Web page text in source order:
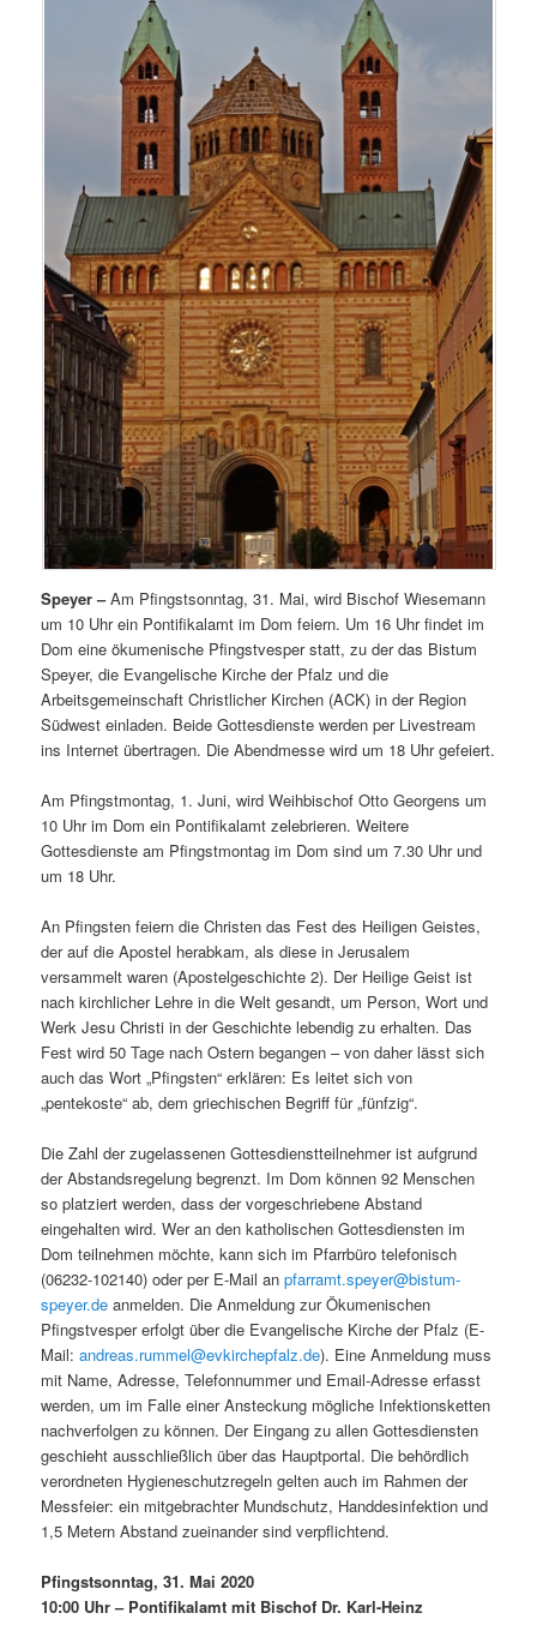
Speyer –Am Pfingstsonntag, 31. Mai, wird Bischof Wiesemann
um 10 Uhr ein Pontifikalamt im Dom feiern. Um 16 Uhr findet im
Dom eine ökumenische Pfingstvesper statt, zu der das Bistum
Speyer, die Evangelische Kirche der Pfalz und die
Arbeitsgemeinschaft Christlicher Kirchen (ACK) in der Region
Südwest einladen. Beide Gottesdienste werden per Livestream
ins Internet übertragen. Die Abendmesse wird um 18 Uhr gefeiert.
Am Pfingstmontag, 1. Juni, wird Weihbischof Otto Georgens um
10 Uhr im Dom ein Pontifikalamt zelebrieren. Weitere
Gottesdienste am Pfingstmontag im Dom sind um 7.30 Uhr und
um 18 Uhr.
An Pfingsten feiern die Christen das Fest des Heiligen Geistes,
der auf die Apostel herabkam, als diese in Jerusalem
versammelt waren (Apostelgeschichte 2). Der Heilige Geist ist
nach kirchlicher Lehre in die Welt gesandt, um Person, Wort und
Werk Jesu Christi in der Geschichte lebendig zu erhalten. Das
Fest wird 50 Tage nach Ostern begangen – von daher lässt sich
auch das Wort „Pfingsten“ erklären: Es leitet sich von
„pentekoste“ ab, dem griechischen Begriff für „fünfzig“.
Die Zahl der zugelassenen Gottesdienstteilnehmer ist aufgrund
der Abstandsregelung begrenzt. Im Dom können 92 Menschen
so platziert werden, dass der vorgeschriebene Abstand
eingehalten wird. Wer an den katholischen Gottesdiensten im
Dom teilnehmen möchte, kann sich im Pfarrbüro telefonisch
(06232-102140) oder per E-Mail anpfarramt.speyer@bistum-
speyer.de anmelden. Die Anmeldung zur Ökumenischen
Pfingstvesper erfolgt über die Evangelische Kirche der Pfalz (E-
Mail:andreas.rummel@evkirchepfalz.de). Eine Anmeldung muss
mit Name, Adresse, Telefonnummer und Email-Adresse erfasst
werden, um im Falle einer Ansteckung mögliche Infektionsketten
nachverfolgen zu können. Der Eingang zu allen Gottesdiensten
geschieht ausschließlich über das Hauptportal. Die behördlich
verordneten Hygieneschutzregeln gelten auch im Rahmen der
Messfeier: ein mitgebrachter Mundschutz, Handdesinfektion und
1,5 Metern Abstand zueinander sind verpflichtend.
Pfingstsonntag, 31. Mai 2020
10:00 Uhr – Pontifikalamt mit Bischof Dr. Karl-Heinz